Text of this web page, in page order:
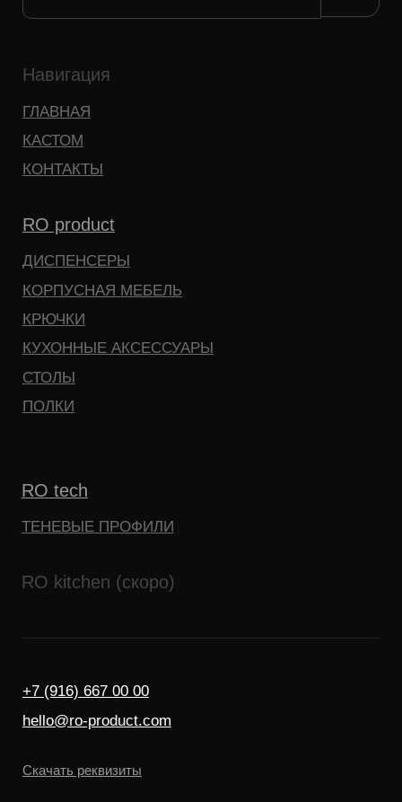
RO kitchen (скоро)
RO tech
ТЕНЕВЫЕ ПРОФИЛИ
RO product © 2026
ПОЛКИ
hello@ro-product.com
+7 (916) 667 00 00